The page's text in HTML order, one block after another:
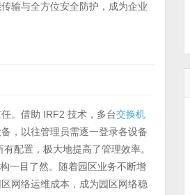
输与全方位安全防护，成为企业
。借助 IRF2 技术，多台交换机
，以往管理员需逐一登录各设备
配置，极大地提高了管理效率。
一目了然。随着园区业务不断增
网络运维成本，成为园区网络稳